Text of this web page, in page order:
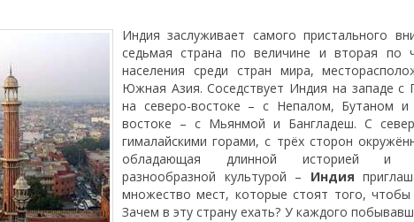
Индия заслуживает самого пристального
седьмая страна по величине и вторая по
населения среди стран мира,
Южная Азия. Соседствует Индия на западе с
на северо-востоке – с Непалом, Бутаном и
востоке – с Мьянмой и Бангладеш. С
гималайскими горами, с трёх сторон
обладающая длинной историей и
разнообразной культурой – Индия
множество мест, которые стоят того, чтобы
Зачем в эту страну ехать? У каждого